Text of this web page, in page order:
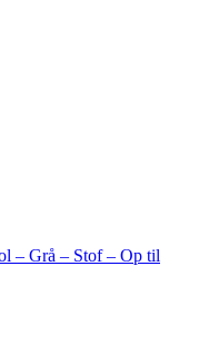
– Grå – Stof – Op til